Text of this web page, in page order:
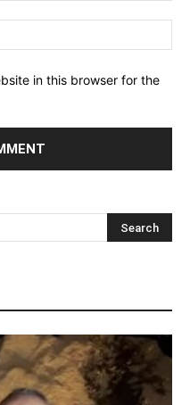
in this browser for the